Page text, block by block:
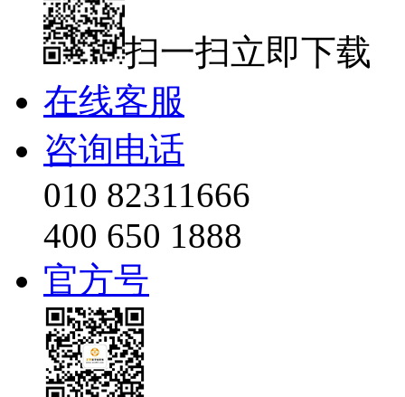
扫一扫立即下载
在线客服
咨询电话
010 82311666
400 650 1888
官方号